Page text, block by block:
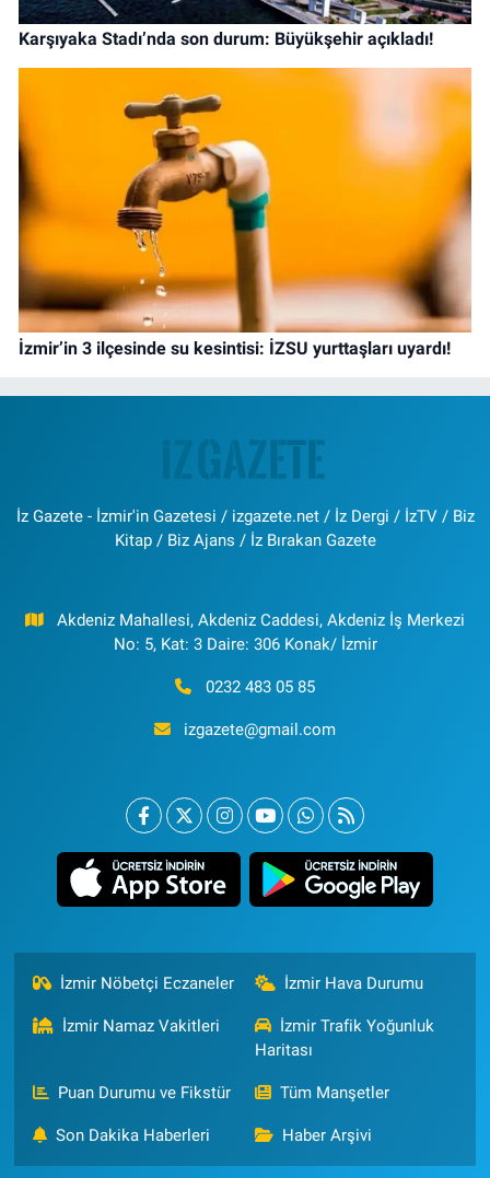
Karşıyaka Stadı’nda son durum: Büyükşehir açıkladı!
İzmir’in 3 ilçesinde su kesintisi: İZSU yurttaşları uyardı!
İz Gazete - İzmir'in Gazetesi / izgazete.net / İz Dergi / İzTV / Biz
Kitap / Biz Ajans / İz Bırakan Gazete
Akdeniz Mahallesi, Akdeniz Caddesi, Akdeniz İş Merkezi
No: 5, Kat: 3 Daire: 306 Konak/ İzmir
0232 483 05 85
izgazete@gmail.com
İzmir Nöbetçi Eczaneler İzmir Hava Durumu
İzmir Namaz Vakitleri
İzmir Trafik Yoğunluk
Haritası
Puan Durumu ve Fikstür Tüm Manşetler
Son Dakika Haberleri Haber Arşivi